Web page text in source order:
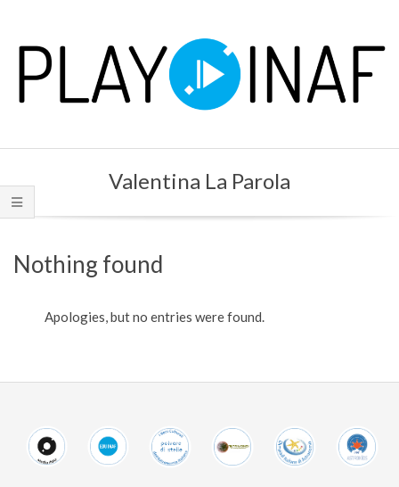
content
P
L
A
Y
Menu
Valentina La Parola
Nothing found
Apologies, but no entries were found.